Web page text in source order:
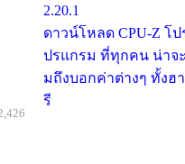
2.20.1
ดาวน์โหลด CPU-Z โ
ปรแกรม ที่ทุกคน น่าจะ
มถึงบอกค่าต่างๆ ทั้งฮ
รี